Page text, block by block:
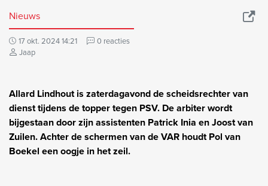
Nieuws
17 okt. 2024 14:21
0 reacties
Jaap
Allard Lindhout is zaterdagavond de scheidsrechter van
dienst tijdens de topper tegen PSV. De arbiter wordt
bijgestaan door zijn assistenten Patrick Inia en Joost van
Zuilen. Achter de schermen van de VAR houdt Pol van
Boekel een oogje in het zeil.